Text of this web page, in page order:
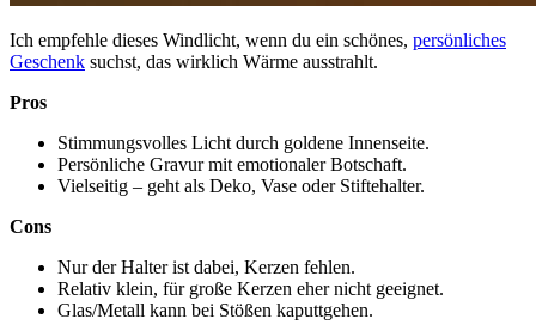
Ich empfehle dieses Windlicht, wenn du ein schönes, persönliches
Geschenk suchst, das wirklich Wärme ausstrahlt.
Pros
Stimmungsvolles Licht durch goldene Innenseite.
Persönliche Gravur mit emotionaler Botschaft.
Vielseitig – geht als Deko, Vase oder Stiftehalter.
Cons
Nur der Halter ist dabei, Kerzen fehlen.
Relativ klein, für große Kerzen eher nicht geeignet.
Glas/Metall kann bei Stößen kaputtgehen.